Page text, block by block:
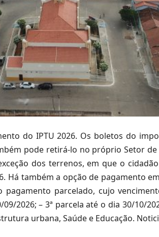
do IPTU 2026. Os boletos do
pode retirá-lo no próprio Setor
dos terrenos, em que o
Há também a opção de pagamento
parcelado, cujo
2026; – 3ª parcela até o dia 30/10/
urbana, Saúde e Educação.